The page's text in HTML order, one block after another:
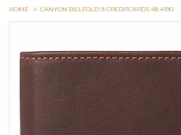
HOME CANYON BILLFOLD 9 CREDITCARDS 48 4190